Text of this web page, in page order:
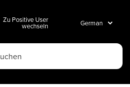
Zu Positive User
wechseln